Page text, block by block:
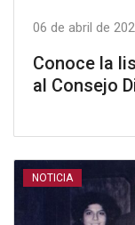
06 de abril de
Conoce la
al Consejo
NOTICIA